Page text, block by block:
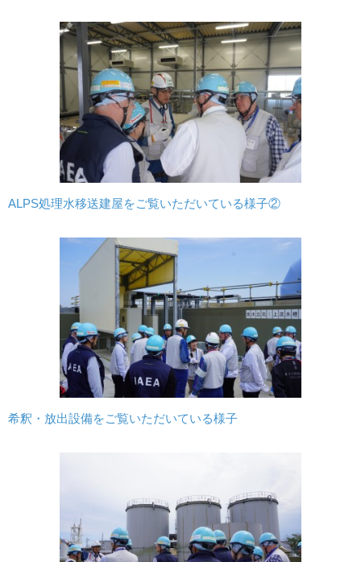
ALPS処理水移送建屋をご覧いただいている様子②
希釈・放出設備をご覧いただいている様子